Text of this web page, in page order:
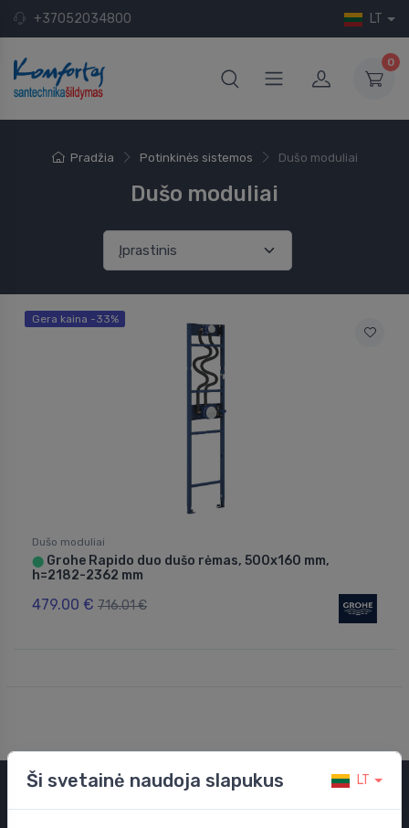
+37052034800 LT
0
Pradžia Potinkinės sistemos Dušo moduliai
Dušo moduliai
Gera kaina -33%
Dušo moduliai
⬤ Grohe Rapido duo dušo rėmas, 500x160 mm,
h=2182-2362 mm
479.00 € 716.01 €
Kategorijos
Ši svetainė naudoja slapukus LT